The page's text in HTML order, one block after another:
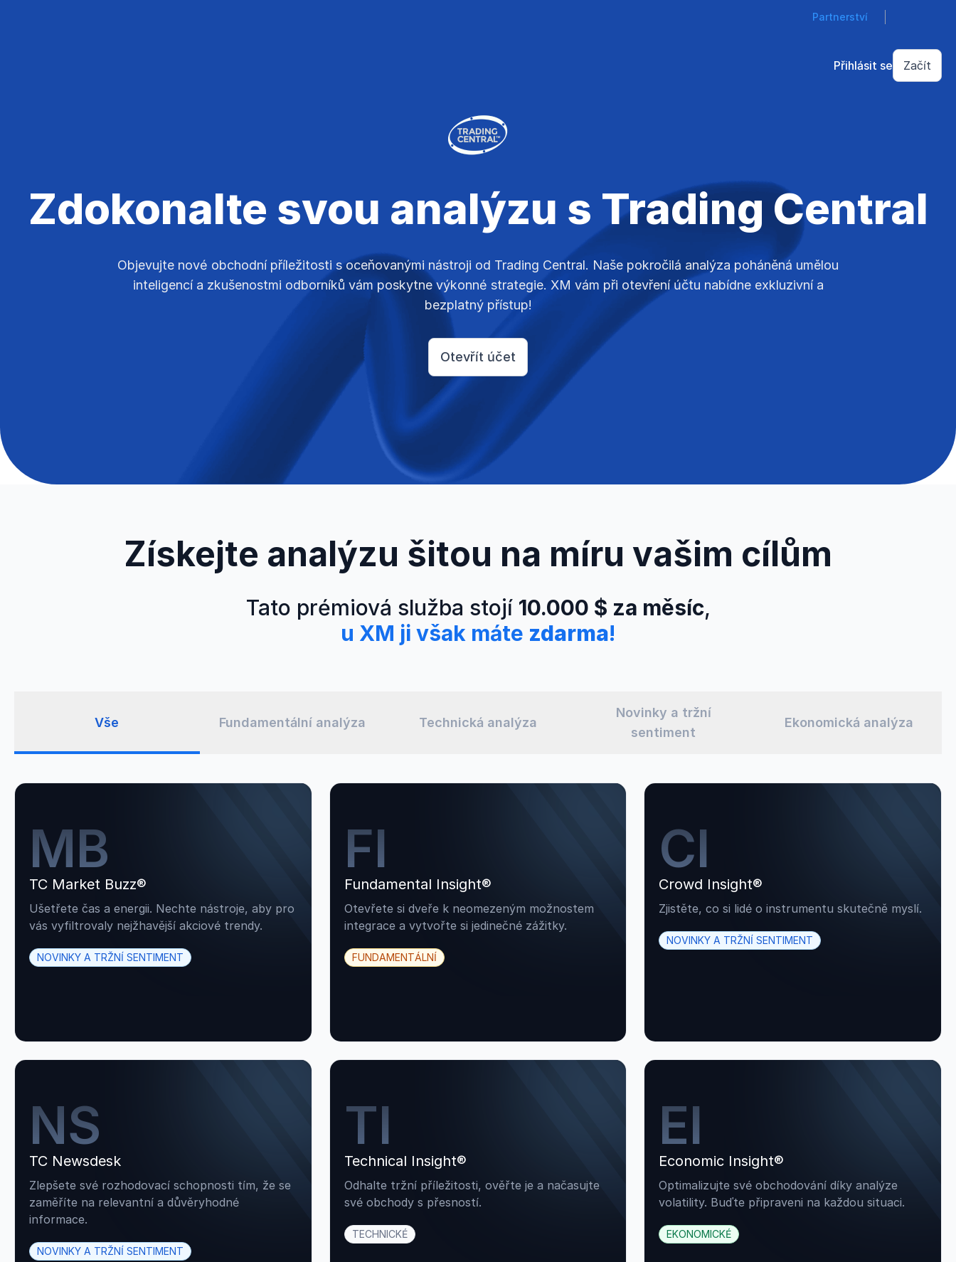
Partnerství
Přihlásit se Začít
Zdokonalte svou analýzu s Trading Central
Objevujte nové obchodní příležitosti s oceňovanými nástroji od Trading Central. Naše pokročilá analýza poháněná umělou
inteligencí a zkušenostmi odborníků vám poskytne výkonné strategie. XM vám při otevření účtu nabídne exkluzivní a
bezplatný přístup!
Otevřít účet
Získejte analýzu šitou na míru vašim cílům
Tato prémiová služba stojí 10.000 $ za měsíc,
u XM ji však máte zdarma!
Vše Fundamentální analýza Technická analýza
Novinky a tržní
sentiment
Ekonomická analýza
MB
TC Market Buzz®
Ušetřete čas a energii. Nechte nástroje, aby pro
vás vyfiltrovaly nejžhavější akciové trendy.
NOVINKY A TRŽNÍ SENTIMENT
FI
Fundamental Insight®
Otevřete si dveře k neomezeným možnostem
integrace a vytvořte si jedinečné zážitky.
FUNDAMENTÁLNÍ
CI
Crowd Insight®
Zjistěte, co si lidé o instrumentu skutečně myslí.
NOVINKY A TRŽNÍ SENTIMENT
NS
TC Newsdesk
Zlepšete své rozhodovací schopnosti tím, že se
zaměříte na relevantní a důvěryhodné
informace.
NOVINKY A TRŽNÍ SENTIMENT
TI
Technical Insight®
Odhalte tržní příležitosti, ověřte je a načasujte
své obchody s přesností.
TECHNICKÉ
EI
Economic Insight®
Optimalizujte své obchodování díky analýze
volatility. Buďte připraveni na každou situaci.
EKONOMICKÉ